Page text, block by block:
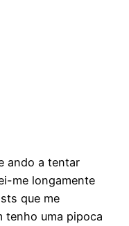
ando a tentar
me longamente
que me
tenho uma pipoca